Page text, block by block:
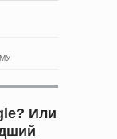
Или